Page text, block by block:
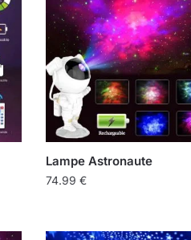
94.99 €
plusieurs
variations.
Les
options
peuvent
être
choisies
la
produit
Lampe Astronaute
74.99€